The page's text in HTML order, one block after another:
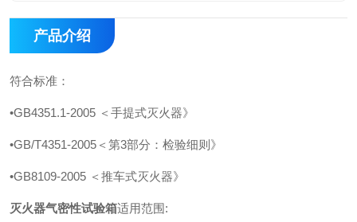
产品介绍
符合标准：
•GB4351.1-2005 ＜手提式灭火器》
•GB/T4351-2005＜第3部分：检验细则》
•GB8109-2005 ＜推车式灭火器》
灭火器气密性试验箱适用范围: